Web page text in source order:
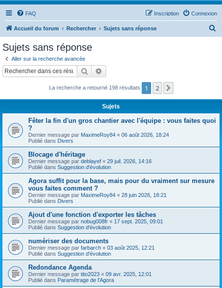
FAQ Connexion
Inscription
Accueil du forum Rechercher Sujets sans réponse
c
Sujets sans réponse
Aller sur la recherche avancée
Rechercher
La recherche a retourné 198 résultats 1 2
Sujets
Fêter la fin d'un gros chantier avec l'équipe : vous faites quoi
?
Dernier message par MaximeRoy84 « 06 août 2026, 18:24
Publié dans Divers
Blocage d'héritage
Dernier message par deblayef « 29 juil. 2026, 14:16
Publié dans Suggestion d'évolution
Agora suffit pour la base, mais pour du vraiment sur mesure
vous faites comment ?
Dernier message par MaximeRoy84 « 28 juin 2026, 18:21
Publié dans Divers
Ajout d'une fonction d'exporter les tâches
Dernier message par nobug008fr « 17 sept. 2025, 09:01
Publié dans Suggestion d'évolution
numériser des documents
Dernier message par farbarch « 03 août 2025, 12:21
Publié dans Suggestion d'évolution
Redondance Agenda
Dernier message par tito2023 « 09 avr. 2025, 12:01
Publié dans Paramétrage de l'Agora